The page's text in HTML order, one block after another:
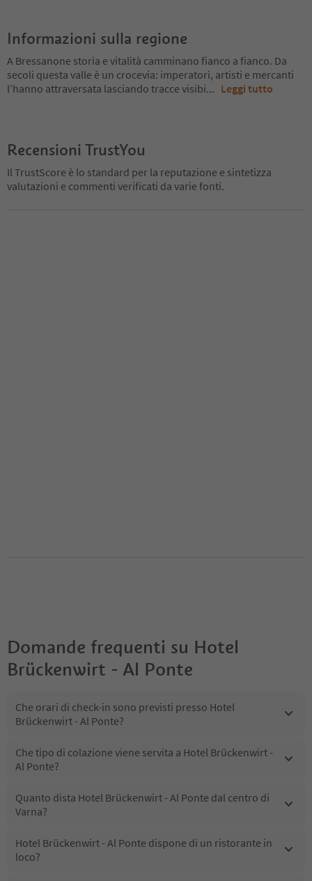
Informazioni sulla regione
A Bressanone storia e vitalità camminano fianco a fianco. Da
secoli questa valle è un crocevia: imperatori, artisti e mercanti
l’hanno attraversata lasciando tracce visibi... Leggi tutto
Recensioni TrustYou
Il TrustScore è lo standard per la reputazione e sintetizza
valutazioni e commenti verificati da varie fonti.
Domande frequenti su Hotel
Brückenwirt - Al Ponte
Che orari di check-in sono previsti presso Hotel
Brückenwirt - Al Ponte?
Che tipo di colazione viene servita a Hotel Brückenwirt -
Al Ponte?
Quanto dista Hotel Brückenwirt - Al Ponte dal centro di
Varna?
Hotel Brückenwirt - Al Ponte dispone di un ristorante in
loco?